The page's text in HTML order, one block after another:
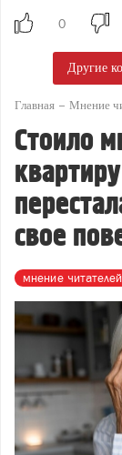
Другие
Главная Мнение
Стоило
свое
мнение читателей